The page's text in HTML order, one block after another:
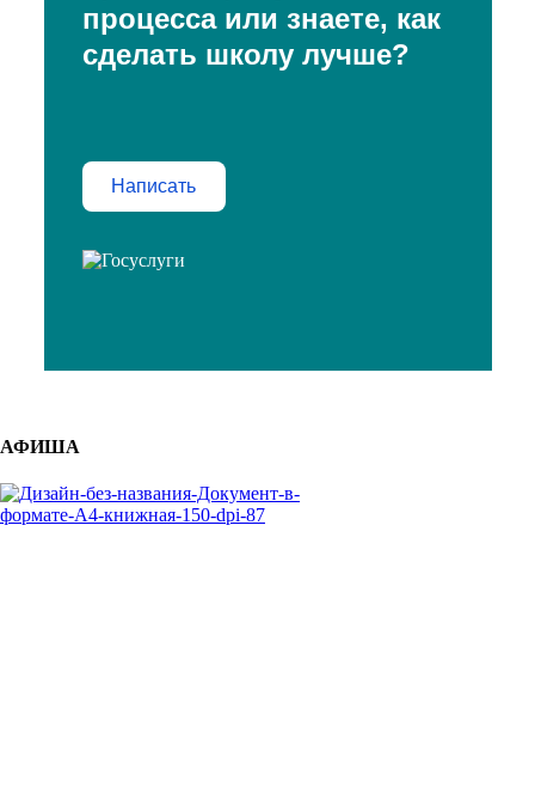
процесса или знаете, как
сделать школу лучше?
Написать
АФИША